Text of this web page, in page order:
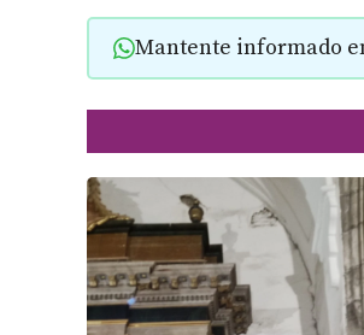
Mantente informado